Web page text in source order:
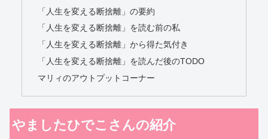
「人生を変える断捨離」の要約
「人生を変える断捨離」を読む前の私
「人生を変える断捨離」から得た気付き
「人生を変える断捨離」を読んだ後のTODO
マリィのアウトプットコーナー
やましたひでこさんの紹介